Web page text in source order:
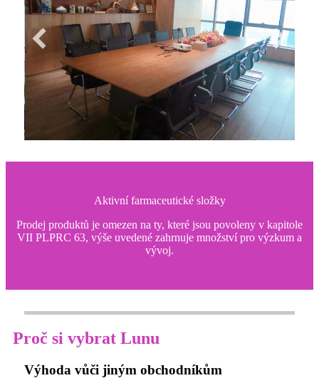
Aktivní farmaceutické složky
Prodej produktů je omezen na ty, které jsou povoleny v kapitole
VII PLPRC 63, výše uvedené zahrnuje množství pro výzkum a
vývoj.
Proč si vybrat Lunu
Výhoda vůči jiným obchodníkům